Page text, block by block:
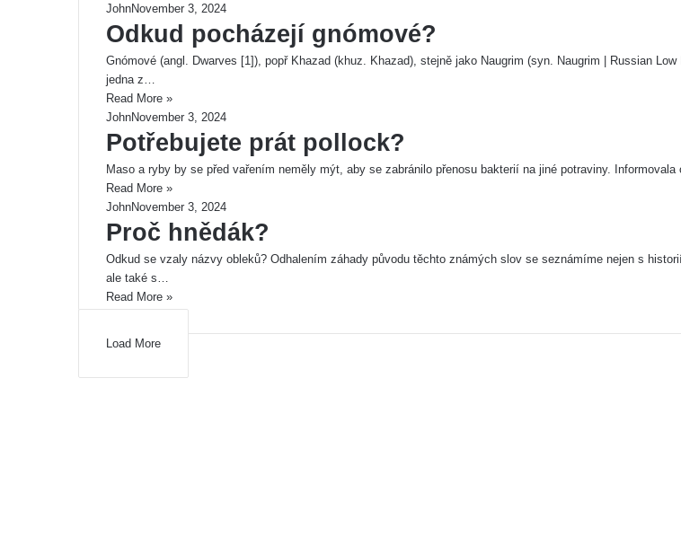
JohnNovember 3, 2024
Odkud pocházejí gnómové?
Gnómové (angl. Dwarves [1]), popř Khazad (khuz. Khazad), stejně jako Naugrim (syn. Naugrim | Russian Low
jedna z…
Read More »
JohnNovember 3, 2024
Potřebujete prát pollock?
Maso a ryby by se před vařením neměly mýt, aby se zabránilo přenosu bakterií na jiné potraviny.
Read More »
JohnNovember 3, 2024
Proč hnědák?
Odkud se vzaly názvy obleků? Odhalením záhady původu těchto známých slov se seznámíme nejen s
ale také s…
Read More »
Load More